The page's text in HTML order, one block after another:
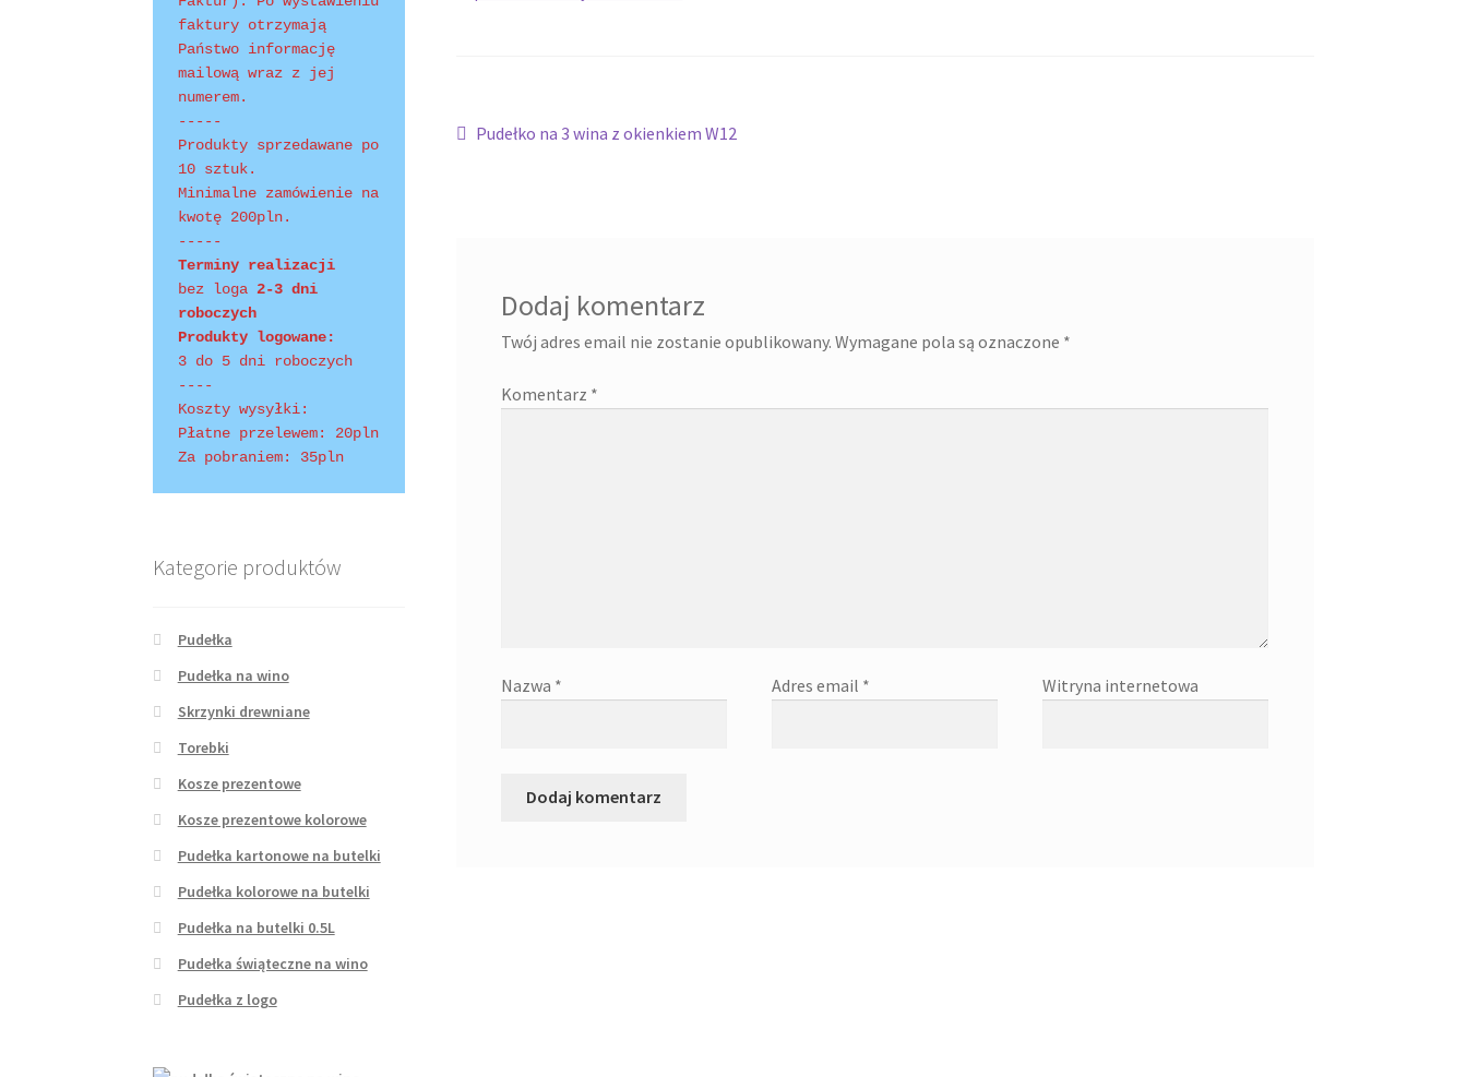
Shopping Tips Terms of Use
Nawigacja
Poprzedni
Pudełko na 3 wina z okienkiem W12
Dodaj komentarz
Twój adres email nie zostanie opublikowany. Wymagane pola są oznaczone *
Komentarz *
Nazwa * Adres email * Witryna internetowa
faktury otrzymają
Państwo informację
mailową wraz z jej
numerem.
-----
Produkty sprzedawane po
10 sztuk.
Minimalne zamówienie na
kwotę 200pln.
-----
Terminy realizacji
bez loga 2-3 dni
roboczych
Produkty logowane:
3 do 5 dni roboczych
----
Koszty wysyłki:
Płatne przelewem: 20pln
Za pobraniem: 35pln
Kategorie produktów
Pudełka
Pudełka na wino
Skrzynki drewniane
Torebki
Kosze prezentowe
Kosze prezentowe kolorowe
Pudełka kartonowe na butelki
Pudełka kolorowe na butelki
Pudełka na butelki 0.5L
Pudełka świąteczne na wino
Pudełka z logo